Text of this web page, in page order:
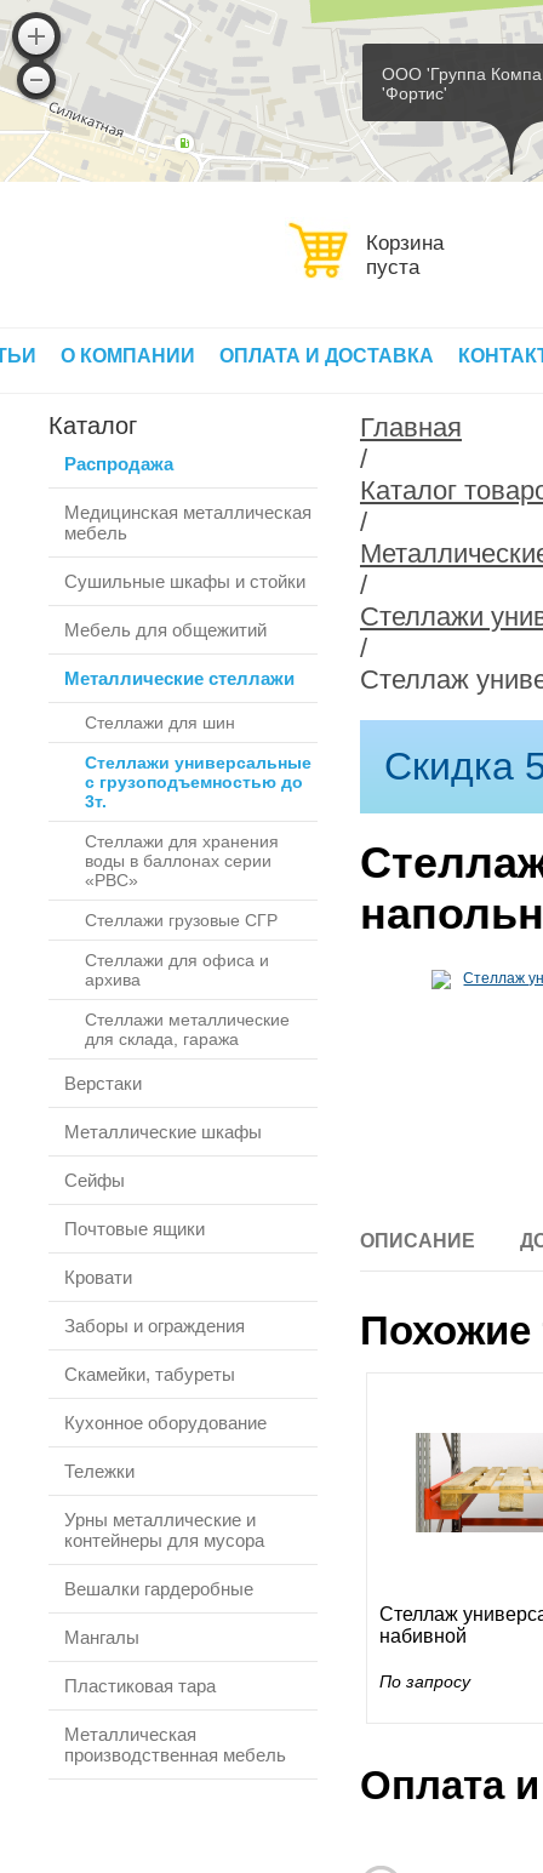
ООО 'Группа
'Фортис'
Корзина
пуста
О КОМПАНИИ ОПЛАТА И ДОСТАВКА
Каталог
Распродажа
Медицинская металлическая
мебель
Сушильные шкафы и стойки
Мебель для общежитий
Металлические стеллажи
Стеллажи для шин
Стеллажи универсальные
с грузоподъемностью до
3т.
Стеллажи для хранения
воды в баллонах серии
«РВС»
Стеллажи грузовые СГР
Стеллажи для офиса и
архива
Стеллажи металлические
для склада, гаража
Верстаки
Металлические шкафы
Сейфы
Почтовые ящики
Кровати
Заборы и ограждения
Скамейки, табуреты
Кухонное оборудование
Тележки
Урны металлические и
контейнеры для мусора
Вешалки гардеробные
Мангалы
Пластиковая тара
Металлическая
производственная мебель
Главная
/
Каталог
/
/
Стеллажи
/
Стеллаж
Скидка
ОПИСАНИЕ
Стеллаж
набивной
По запросу
Оплата